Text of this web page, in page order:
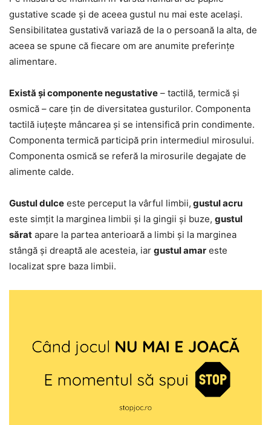
gustative scade și de aceea gustul nu mai este același.
Sensibilitatea gustativă variază de la o persoană la alta, de
aceea se spune că fiecare om are anumite preferințe
alimentare.
Există și componente negustative – tactilă, termică și
osmică – care țin de diversitatea gusturilor. Componenta
tactilă iuțește mâncarea și se intensifică prin condimente.
Componenta termică participă prin intermediul mirosului.
Componenta osmică se referă la mirosurile degajate de
alimente calde.
Gustul dulce este perceput la vârful limbii, gustul acru
este simțit la marginea limbii și la gingii și buze, gustul
sărat apare la partea anterioară a limbi și la marginea
stângă și dreaptă ale acesteia, iar gustul amar este
localizat spre baza limbii.